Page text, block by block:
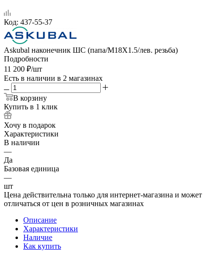
Код: 437-55-37
Askubal наконечник ШС (папа/M18X1.5/лев. резьба)
Подробности
11 200 ₽/шт
Есть в наличии в 2 магазинах
В корзину
Купить в 1 клик
Хочу в подарок
Характеристики
В наличии
—
Да
Базовая единица
—
шт
Цена действительна только для интернет-магазина и может
отличаться от цен в розничных магазинах
Описание
Характеристики
Наличие
Как купить